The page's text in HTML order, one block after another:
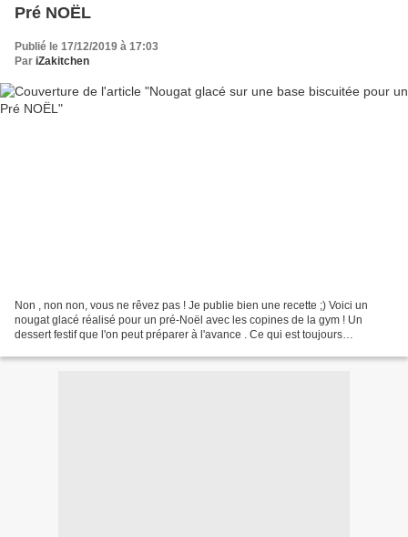
Pré NOËL
Publié le 17/12/2019 à 17:03
Par iZakitchen
Non , non non, vous ne rêvez pas ! Je publie bien une recette ;) Voici un
nougat glacé réalisé pour un pré-Noël avec les copines de la gym ! Un
dessert festif que l'on peut préparer à l'avance . Ce qui est toujours